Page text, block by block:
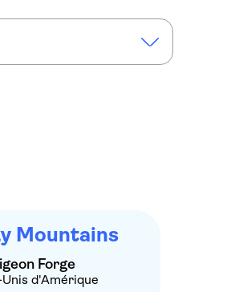
Mountains
Forge
d'Amérique